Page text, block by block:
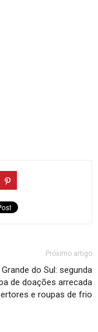
Próximo artigo
Grande do Sul: segunda
de doações arrecada
e roupas de frio